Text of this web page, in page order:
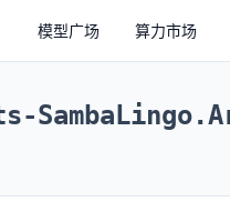
模型广场 算力市场